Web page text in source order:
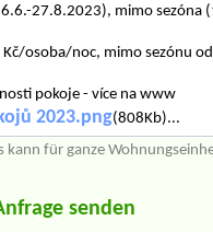
27.8.2023), mimo
osoba/noc, mimo sezónu
pokoje - více na www
2023.png(808Kb)...
kann für ganze
senden